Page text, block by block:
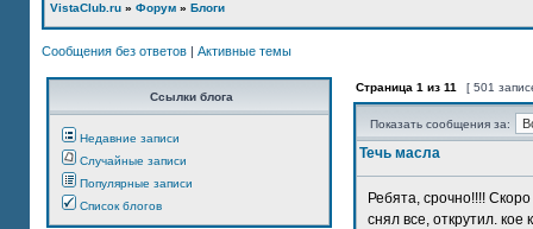
VistaClub.ru » Форум » Блоги
Сообщения без ответов | Активные темы
Ссылки блога
Недавние записи
Случайные записи
Популярные записи
Список блогов
Страница 1 из 11 [ 501
Показать сообщения за:
Течь масла
Ребята, срочно!!!!
снял все, открутил. кое